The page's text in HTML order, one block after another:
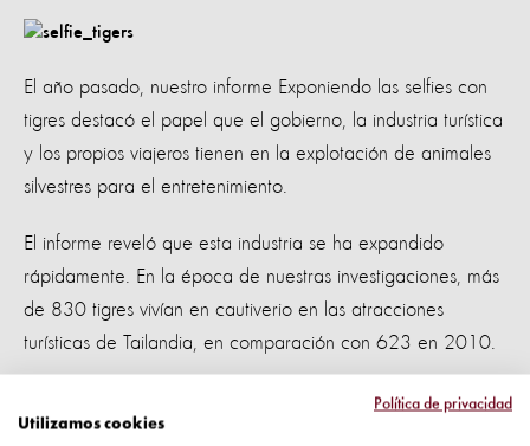
El año pasado, nuestro informe Exponiendo las selfies con
tigres destacó el papel que el gobierno, la industria turística
y los propios viajeros tienen en la explotación de animales
silvestres para el entretenimiento.
El informe reveló que esta industria se ha expandido
rápidamente. En la época de nuestras investigaciones, más
de 830 tigres vivían en cautiverio en las atracciones
turísticas de Tailandia, en comparación con 623 en 2010.
El aumento del 33% revela una práctica preocupante: la
reproducción acelerada - sin ningún beneficio para la
Política de privacidad
Utilizamos cookies